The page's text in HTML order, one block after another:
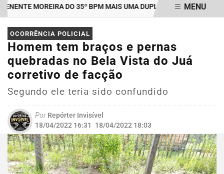
MOREIRA DO 35º BPM MAIS UMA DUPLA PRESA POR TRÁFICO
EM ALTA
MENU
OCORRÊNCIA POLICIAL
Homem tem braços e pernas
quebradas no Bela Vista do Juá
corretivo de facção
Segundo ele teria sido confundido
Por Repórter Invisível
18/04/2022 16:31 18/04/2022 18:03